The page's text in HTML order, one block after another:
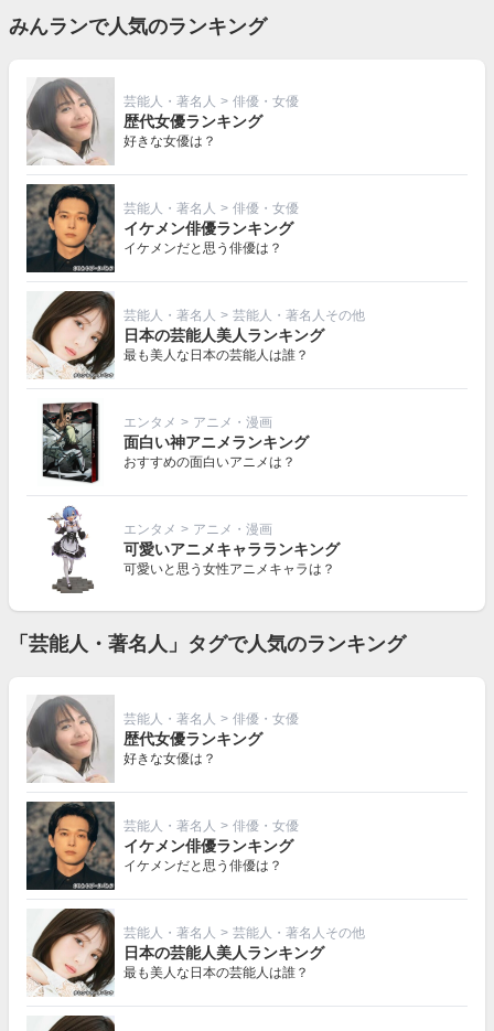
みんランで人気のランキング
芸能人・著名人 > 俳優・女優
歴代女優ランキング
好きな女優は？
芸能人・著名人 > 俳優・女優
イケメン俳優ランキング
イケメンだと思う俳優は？
芸能人・著名人 > 芸能人・著名人その他
日本の芸能人美人ランキング
最も美人な日本の芸能人は誰？
エンタメ > アニメ・漫画
面白い神アニメランキング
おすすめの面白いアニメは？
エンタメ > アニメ・漫画
可愛いアニメキャラランキング
可愛いと思う女性アニメキャラは？
「芸能人・著名人」タグで人気のランキング
芸能人・著名人 > 俳優・女優
歴代女優ランキング
好きな女優は？
芸能人・著名人 > 俳優・女優
イケメン俳優ランキング
イケメンだと思う俳優は？
芸能人・著名人 > 芸能人・著名人その他
日本の芸能人美人ランキング
最も美人な日本の芸能人は誰？